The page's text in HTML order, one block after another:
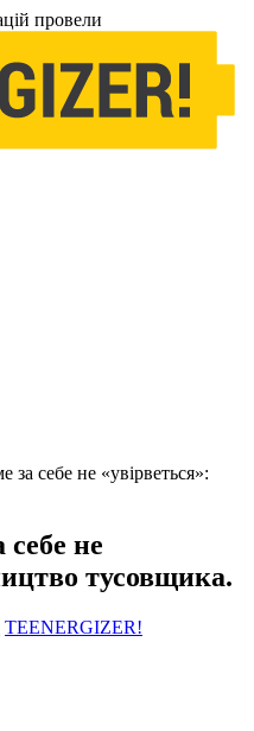
провели
за себе не «увірветься»:
себе не
тусовщика.
TEENERGIZER!